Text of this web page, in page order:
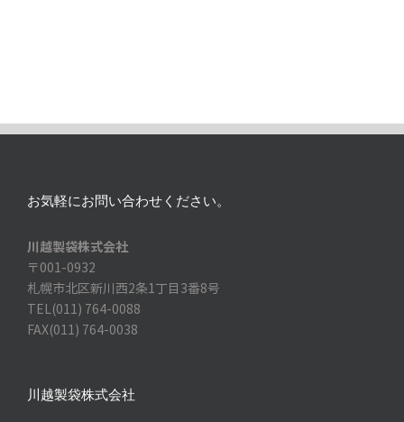
お気軽にお問い合わせください。
川越製袋株式会社
〒001-0932
札幌市北区新川西2条1丁目3番8号
TEL(011) 764-0088
FAX(011) 764-0038
川越製袋株式会社